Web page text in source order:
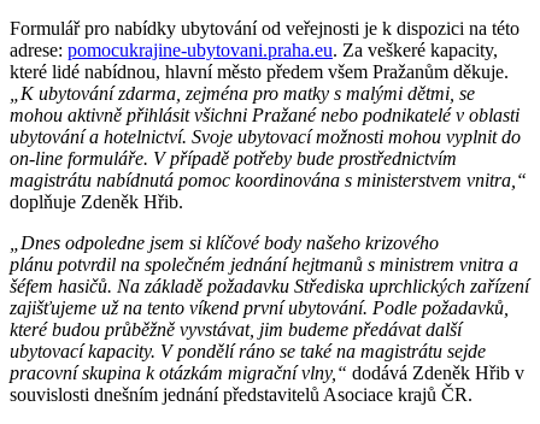
Formulář pro nabídky ubytování od veřejnosti je k dispozici na této
adrese: pomocukrajine-ubytovani.praha.eu. Za veškeré kapacity,
které lidé nabídnou, hlavní město předem všem Pražanům děkuje.
„K ubytování zdarma, zejména pro matky s malými dětmi, se
mohou aktivně přihlásit všichni Pražané nebo podnikatelé v oblasti
ubytování a hotelnictví. Svoje ubytovací možnosti mohou vyplnit do
on-line formuláře. V případě potřeby bude prostřednictvím
magistrátu nabídnutá pomoc koordinována s ministerstvem vnitra,“
doplňuje Zdeněk Hřib.
„Dnes odpoledne jsem si klíčové body našeho krizového
plánu potvrdil na společném jednání hejtmanů s ministrem vnitra a
šéfem hasičů. Na základě požadavku Střediska uprchlických zařízení
zajišťujeme už na tento víkend první ubytování. Podle požadavků,
které budou průběžně vyvstávat, jim budeme předávat další
ubytovací kapacity. V pondělí ráno se také na magistrátu sejde
pracovní skupina k otázkám migrační vlny,“ dodává Zdeněk Hřib v
souvislosti dnešním jednání představitelů Asociace krajů ČR.